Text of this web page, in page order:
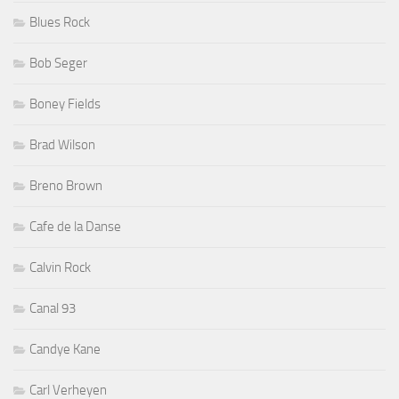
Blues Rock
Bob Seger
Boney Fields
Brad Wilson
Breno Brown
Cafe de la Danse
Calvin Rock
Canal 93
Candye Kane
Carl Verheyen